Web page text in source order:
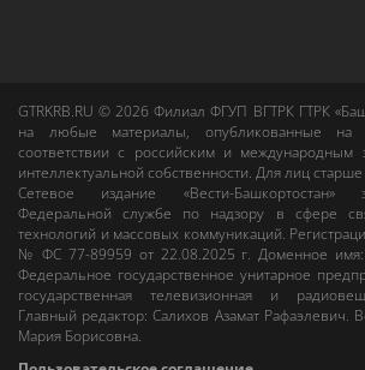
GTRKRB.RU © 2026Филиал ФГУП ВГТРК ГТРК
на любые материалы, опубликованные
соответствии с российским и международным
интеллектуальной собственности. Для лиц старше
Сетевое издание «Вести-Башкортостан»
Федеральной службе по надзору в сфере
технологий и массовых коммуникаций.
№ ФС 77-89959 от 22.08.2025 г. Доменное
Федеральное государственное унитарное
государственная телевизионная и
Главный редактор:Салихов Азамат Рафаэлевич.
Мария Борисовна.